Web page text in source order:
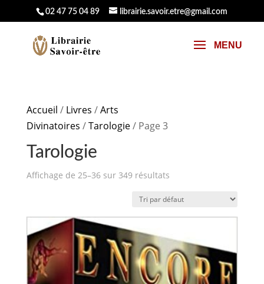
02 47 75 04 89 librairie.savoir.etre@gmail.com
Accueil / Livres /Arts
Divinatoires /Tarologie/ Page 3
Tarologie
Affichage de 25–36 sur 349 résultats